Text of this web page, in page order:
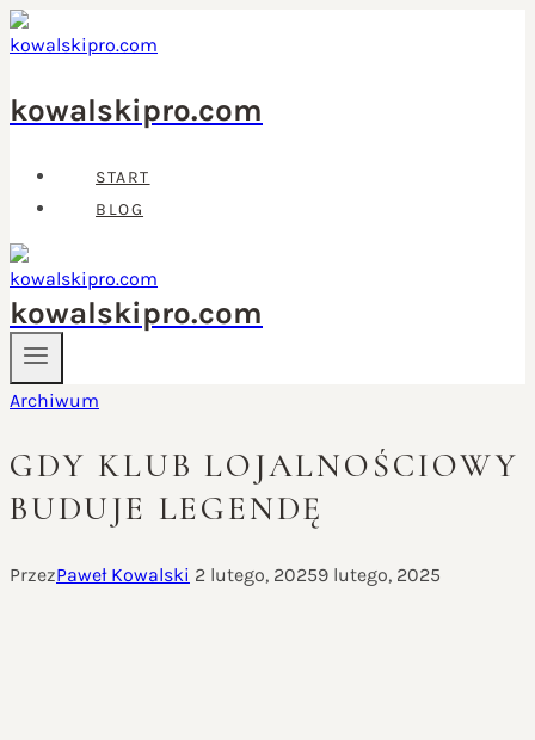
Przejdź
do
kowalskipro.com
START
BLOG
kowalskipro.com
Archiwum
GDY KLUB LOJALNOŚCIOWY
BUDUJE LEGENDĘ
PrzezPaweł Kowalski 2 lutego, 20259 lutego, 2025